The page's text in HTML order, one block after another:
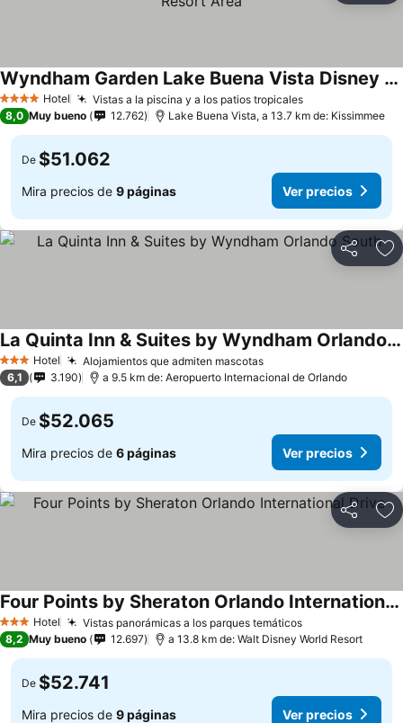
4 EstrellasHotel Vistas a la piscina y a los patios tropicalesVer precios
Wyndham Garden Lake Buena Vista Disney Springs Resort Area
Ver precios
8,0 Muy bueno 12.762 Lake Buena Vista, a 13.7 km de: Kissimmee
De $51.062
Mira precios de 9 páginas Ver precios
Compartir
3 Estrellas
Hotel Alojamientos que admiten mascotasVer precios
La Quinta Inn & Suites by Wyndham Orlando South
Ver precios
6,1 3.190 a 9.5 km de: Aeropuerto Internacional de Orlando
De $52.065
Mira precios de 6 páginas Ver precios
Compartir
3 Estrellas
Hotel Vistas panorámicas a los parques temáticosVer precios
Four Points by Sheraton Orlando International Drive
Ver precios
8,2 Muy bueno 12.697 a 13.8 km de: Walt Disney World Resort
De $52.741
Mira precios de 9 páginas Ver precios